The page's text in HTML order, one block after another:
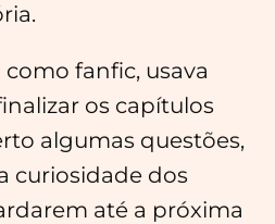
fanfic, usava
os capítulos
algumas questões,
curiosidade dos
até a próxima